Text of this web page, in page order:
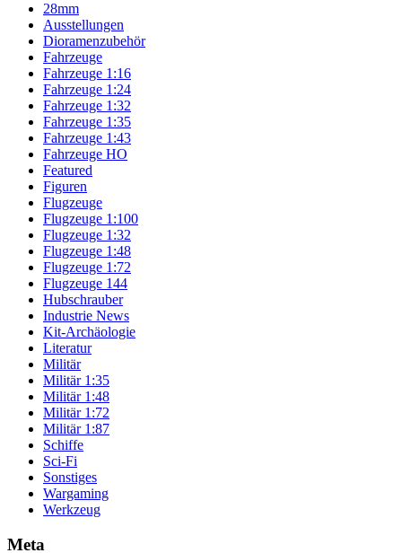
28mm
Ausstellungen
Dioramenzubehör
Fahrzeuge
Fahrzeuge 1:16
Fahrzeuge 1:24
Fahrzeuge 1:32
Fahrzeuge 1:35
Fahrzeuge 1:43
Fahrzeuge HO
Featured
Figuren
Flugzeuge
Flugzeuge 1:100
Flugzeuge 1:32
Flugzeuge 1:48
Flugzeuge 1:72
Flugzeuge 144
Hubschrauber
Industrie News
Kit-Archäologie
Literatur
Militär
Militär 1:35
Militär 1:48
Militär 1:72
Militär 1:87
Schiffe
Sci-Fi
Sonstiges
Wargaming
Werkzeug
Meta